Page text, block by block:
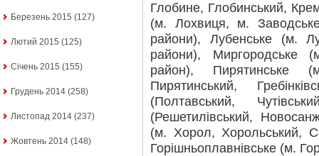
Березень 2015 (127)
Лютий 2015 (125)
Січень 2015 (155)
Грудень 2014 (258)
Листопад 2014 (237)
Жовтень 2014 (148)
Глобине, Глобинський,
(м. Лохвиця, м.
райони), Лубенське (м.
райони), Миргородське
район), Пирятинське
Пирятинський,
(Полтавський,
(Решетилівський,
(м. Хорол, Хорольський,
Горішньоплавнівське (м.